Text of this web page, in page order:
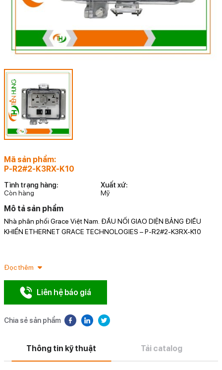
Mã sản phẩm:
P-R2#2-K3RX-K10
Tình trạng hàng:
Còn hàng
Xuất xứ:
Mỹ
Mô tả sản phẩm
Nhà phân phối Grace Việt Nam. ĐẦU NỐI GIAO DIỆN BẢNG ĐIỀU
KHIỂN ETHERNET GRACE TECHNOLOGIES – P-R2#2-K3RX-K10
Đọc thêm
Liên hệ báo giá
Chia sẻ sản phẩm
Thông tin kỹ thuật Tải catalog